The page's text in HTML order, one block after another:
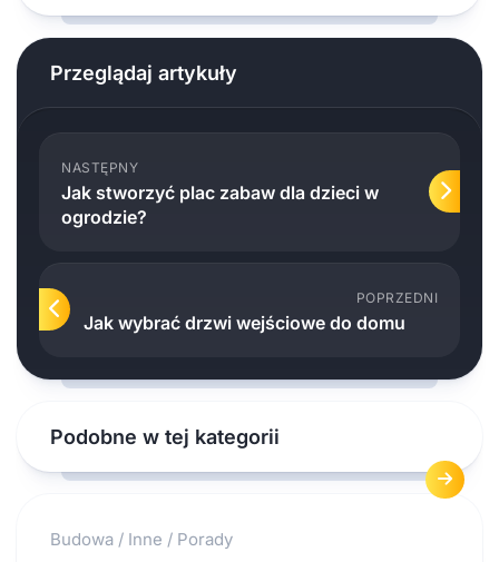
Przeglądaj artykuły
NASTĘPNY
Jak stworzyć plac zabaw dla dzieci w
ogrodzie?
POPRZEDNI
Jak wybrać drzwi wejściowe do domu
Podobne w tej kategorii
Budowa / Inne / Porady